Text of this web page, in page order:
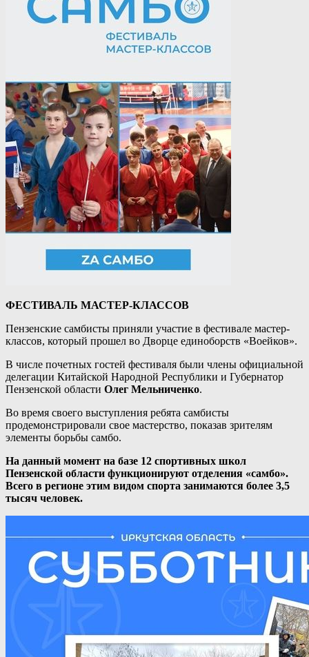
ФЕСТИВАЛЬ МАСТЕР-КЛАССОВ
Пензенские самбисты приняли участие в фестивале мастер-
классов, который прошел во Дворце единоборств «Воейков».
В числе почетных гостей фестиваля были члены официальной
делегации Китайской Народной Республики и Губернатор
Пензенской области Олег Мельниченко.
Во время своего выступления ребята самбисты
продемонстрировали свое мастерство, показав зрителям
элементы борьбы самбо.
На данный момент на базе 12 спортивных школ
Пензенской области функционируют отделения «самбо».
Всего в регионе этим видом спорта занимаются более 3,5
тысяч человек.